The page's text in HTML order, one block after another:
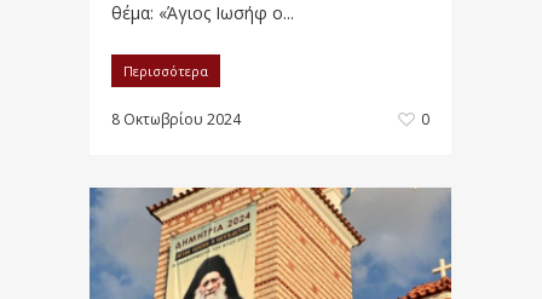
θέμα: «Άγιος Ιωσήφ ο...
Περισσότερα
8 Οκτωβρίου 2024 0